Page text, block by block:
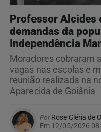
Professor Alcides
demandas da
Independência
Moradores cobraram
vagas nas escolas e
reunião realizada na
Aparecida de Goiânia
PorRose Cléria de
Em 12/05/2026